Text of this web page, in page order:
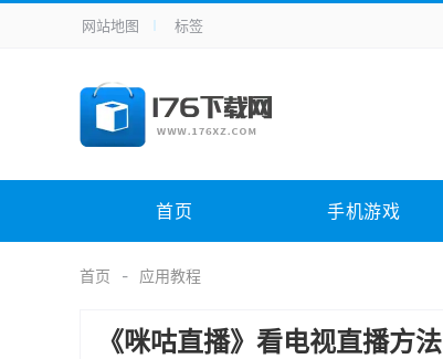
手机应用
手机游戏 体育竞技
电脑软件 其它类别 图形软件
未分类
网站地图 标签
首页 手机游戏
首页 应用教程
《咪咕直播》看电视直播方法